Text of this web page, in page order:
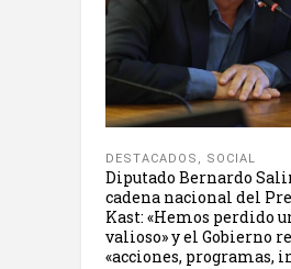
DESTACADOS , SOCIAL
Diputado Bernardo
cadena nacional del
Kast: «Hemos perdido
valioso» y el Gobierno
«acciones, programas,